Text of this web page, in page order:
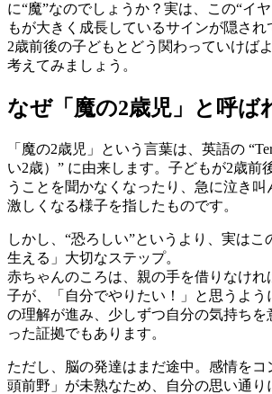
に“魔”なのでしょうか？実は、この“イ
もが大きく成長しているサインが隠され
2歳前後の子どもとどう関わっていけば
考えてみましょう。
なぜ「魔の2歳児」と呼ば
「魔の2歳児」という言葉は、英語の
い2歳）” に由来します。子どもが2歳前
うことを聞かなくなったり、急に泣き
激しくなる様子を指したものです。
しかし、“恐ろしい”というより、実は
生える」大切なステップ。
赤ちゃんのころは、親の手を借りなけれ
子が、「自分でやりたい！」と思うよう
の理解が進み、少しずつ自分の気持ちを
った証拠でもあります。
ただし、脳の発達はまだ途中。感情を
頭前野」が未熟なため、自分の思い通り